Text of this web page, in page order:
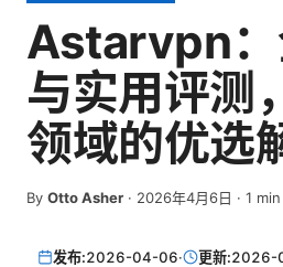
Astarvpn：
与实用评测
领域的优选
By Otto Asher · 2026年4月6日 · 1 min
发布:2026-04-06· 更新:2026-